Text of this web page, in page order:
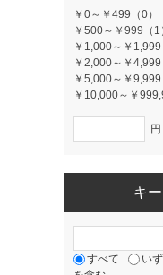
￥0～￥499（0）
￥500～￥999（1
￥1,000～￥1,999
￥2,000～￥4,999
￥5,000～￥9,999
￥10,000～￥
キ
すべて い